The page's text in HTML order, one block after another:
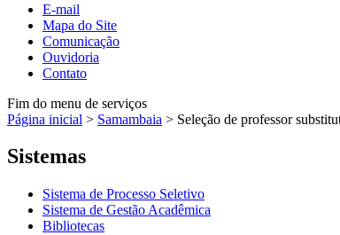
E-mail
Mapa do Site
Comunicação
Ouvidoria
Contato
Fim do menu de serviços
Página inicial > Samambaia > Seleção de professor
Sistemas
Sistema de Processo Seletivo
Sistema de Gestão Acadêmica
Bibliotecas